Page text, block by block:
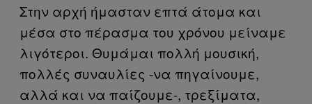
Στην αρχή ήμασταν επτά άτομα και
μέσα στο πέρασμα του χρόνου μείναμε
λιγότεροι. Θυμάμαι πολλή μουσική,
πολλές συναυλίες -να πηγαίνουμε,
αλλά και να παίζουμε-, τρεξίματα,